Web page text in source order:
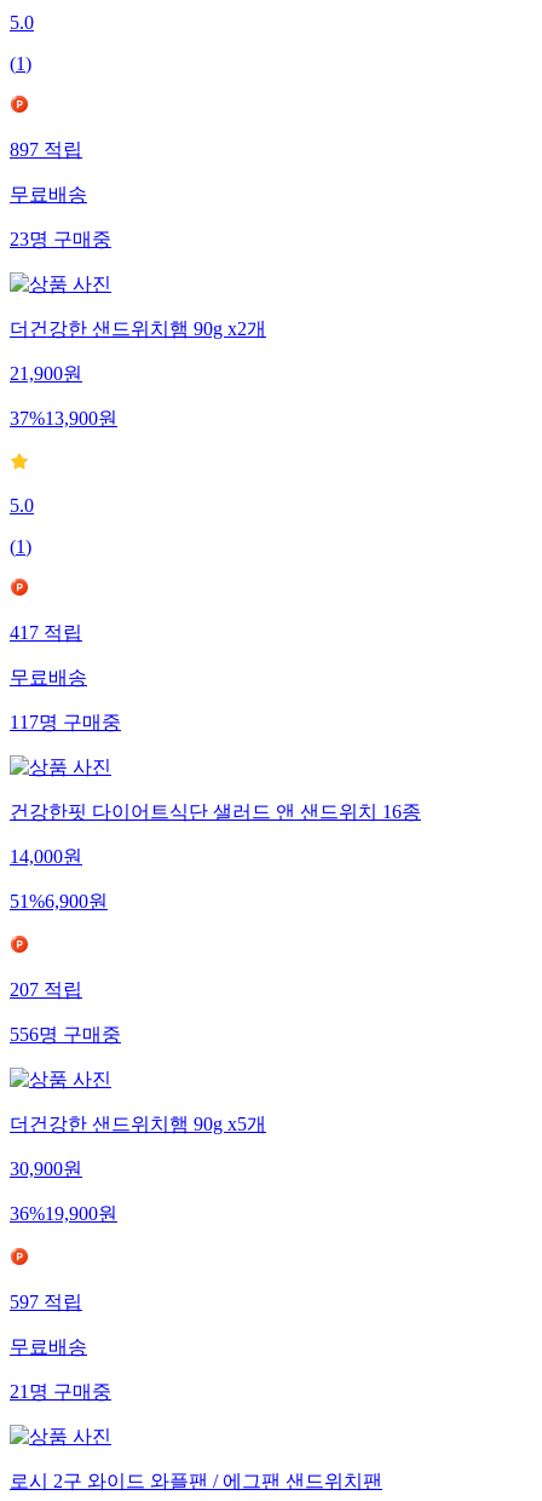
5.0
(1)
897적립
무료배송
23명구매중
더건강한 샌드위치햄 90g x2개
21,900원
37%13,900원
5.0
(1)
417적립
무료배송
117명구매중
건강한핏 다이어트식단 샐러드 앤 샌드위치 16종
14,000원
51%6,900원
207적립
556명구매중
더건강한 샌드위치햄 90g x5개
30,900원
36%19,900원
597적립
무료배송
21명구매중
로시 2구 와이드 와플팬 / 에그팬 샌드위치팬